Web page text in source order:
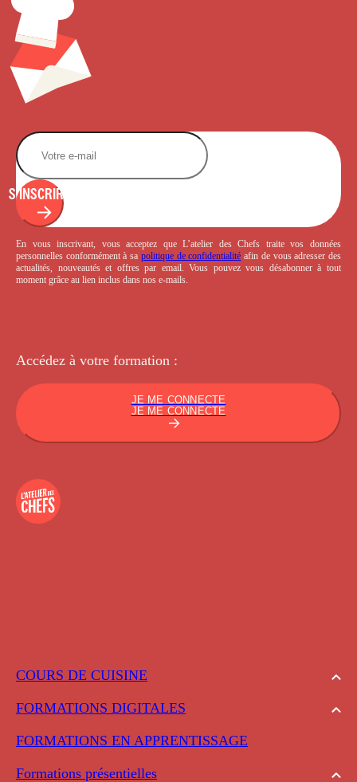
COURS DE CUISINE
FORMATIONS DIGITALES
FORMATIONS EN APPRENTISSAGE
Formations présentielles
S'INSCRIRE
En vous inscrivant, vous acceptez que L’atelier des Chefs traite vos données
personnelles conformément à sa politique de confidentialité afin de vous adresser des
actualités, nouveautés et offres par email. Vous pouvez vous désabonner à tout
moment grâce au lien inclus dans nos e-mails.
Accédez à votre formation :
JE ME CONNECTE
JE ME CONNECTE